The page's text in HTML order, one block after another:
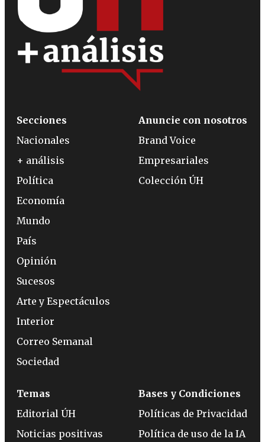
Secciones
Nacionales
+ análisis
Política
Economía
Mundo
País
Opinión
Sucesos
Arte y Espectáculos
Interior
Correo Semanal
Sociedad
Anuncie con nosotros
Brand Voice
Empresariales
Colección ÚH
Temas
Editorial ÚH
Noticias positivas
Bases y Condiciones
Políticas de Privacidad
Política de uso de la IA